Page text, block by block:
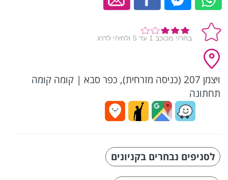
ויצמן 207 (כניסה מזרחית), כפר סבא | קומה קומה
תחתונה
לסניפים נבחרים בקניונים